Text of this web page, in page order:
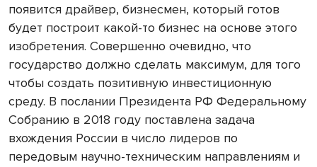
появится драйвер, бизнесмен, который готов
будет построит какой-то бизнес на основе этого
изобретения. Совершенно очевидно, что
государство должно сделать максимум, для того
чтобы создать позитивную инвестиционную
среду. В послании Президента РФ Федеральному
Собранию в 2018 году поставлена задача
вхождения России в число лидеров по
передовым научно-техническим направлениям и